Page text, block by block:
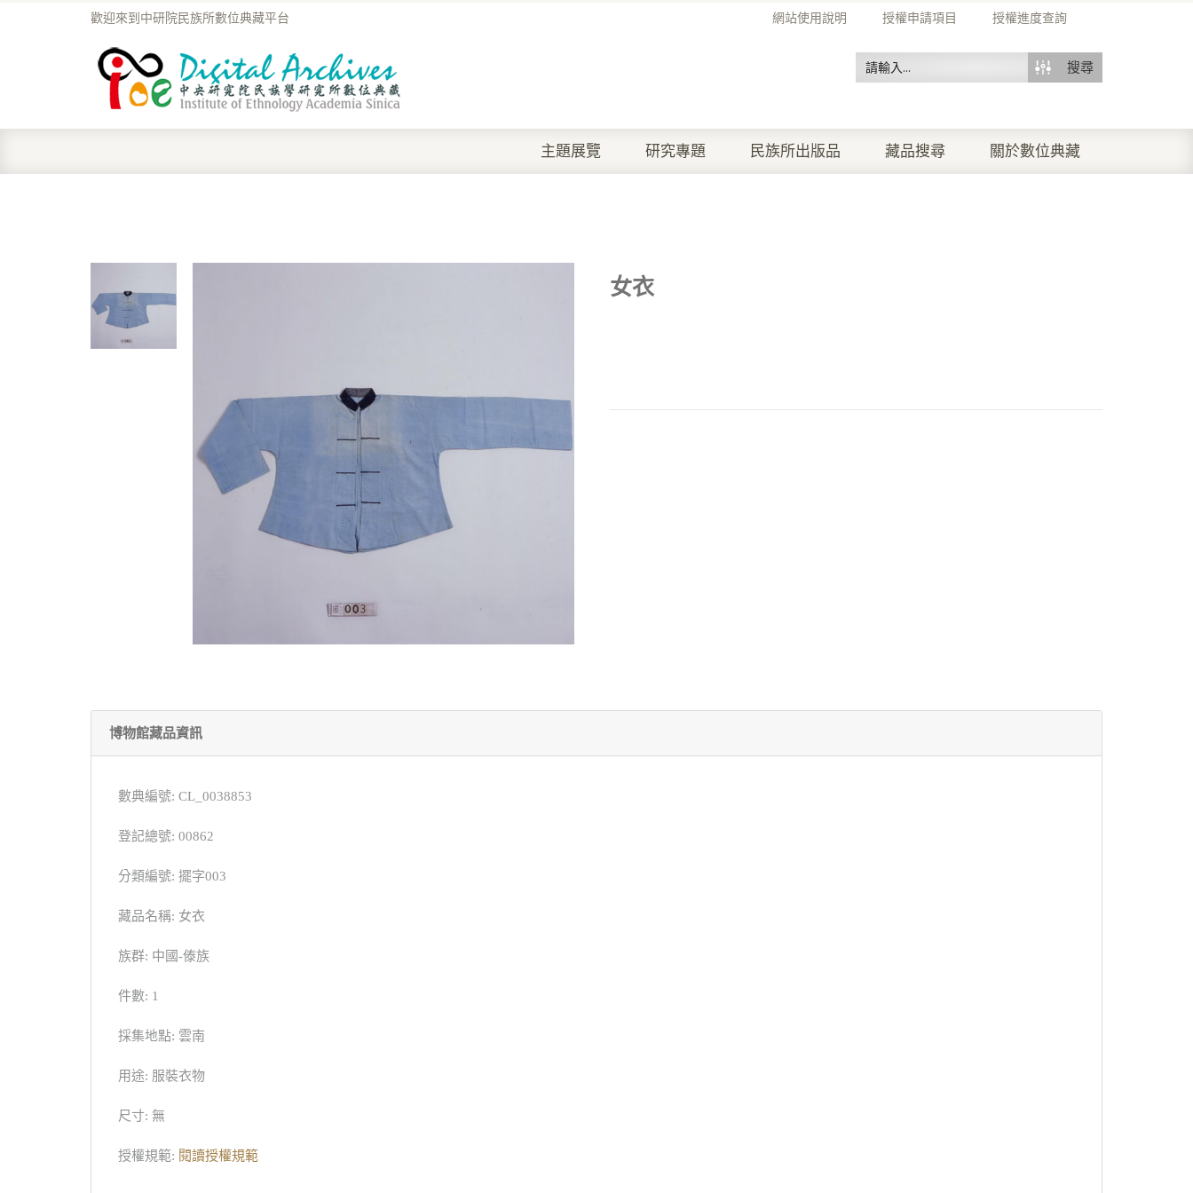
網站使用說明 授權申請項目 授權進度查詢
歡迎來到中研院民族所數位典藏平台
搜尋
主題展覽 研究專題 民族所出版品 藏品搜尋 關於數位典藏
女衣
博物館藏品資訊
數典編號: CL_0038853
登記總號: 00862
分類編號: 擺字003
藏品名稱: 女衣
族群: 中國-傣族
件數: 1
採集地點: 雲南
用途: 服裝衣物
尺寸: 無
授權規範: 閱讀授權規範